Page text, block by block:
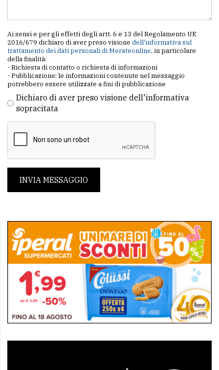
Ai sensi e per gli effetti degli artt. 6 e 13 del Regolamento UE
2016/679 dichiaro di aver preso visione dell'informativa sul
trattamento dei dati personali di Merateonline, in particolare
della finalità:
- Richiesta di contatto o richiesta di informazioni
- Pubblicazione: le informazioni contenute nel messaggio
potrebbero essere utilizzate a fini di pubblicazione
Dichiaro di aver preso visione dell'informativa
sopracitata
INVIA MESSAGGIO